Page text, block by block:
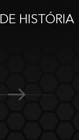
DE HISTÓRIA